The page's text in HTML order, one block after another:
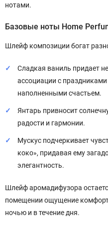
нотами.
Базовые ноты Home
Шлейф композиции богат
Сладкая ваниль придает
ассоциации с
наполненными счастьем.
Янтарь привносит
радости и гармонии.
Мускус подчеркивает
коко», придавая ему
элегантность.
Шлейф аромадифузора
помещении ощущение
ночью и в течение дня.